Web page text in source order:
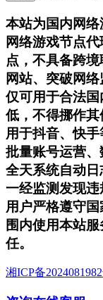
本站为国内网
网络游戏节点
点，不具备跨
网站、突破网
仅可用于合法
低，不得挪作
用于抖音、快手
批量账号运营
全天系统自动日
一经监测发现
用户严格遵守
围内使用本站
任。
湘ICP备